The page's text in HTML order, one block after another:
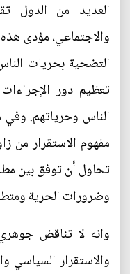
العديد من الدول
والاجتماعي، مؤدى
التضحية بحريات
تعظيم دور
الناس وحرياتهم. وفي
مفهوم الاستقرار من
تحاول أن توفق بين
وضرورات الحرية
وانه لا تناقض
والاستقرار السياسي